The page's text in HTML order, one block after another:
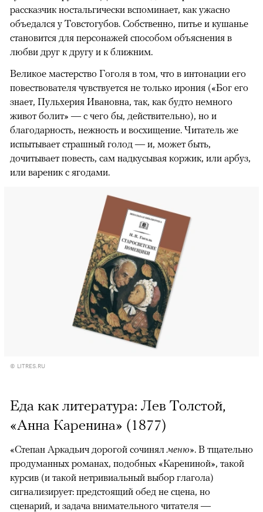
рассказчик ностальгически вспоминает, как ужасно
объедался у Товстогубов. Собственно, питье и кушанье
становится для персонажей способом объяснения в
любви друг к другу и к ближним.
Великое мастерство Гоголя в том, что в интонации его
повествователя чувствуется не только ирония («Бог его
знает, Пульхерия Ивановна, так, как будто немного
живот болит» — с чего бы, действительно), но и
благодарность, нежность и восхищение. Читатель же
испытывает страшный голод — и, может быть,
дочитывает повесть, сам надкусывая коржик, или арбуз,
или вареник с ягодами.
© LITRES.RU
Еда как литература: Лев Толстой,
«Анна Каренина» (1877)
«Степан Аркадьич дорогой сочинялменю». В тщательно
продуманных романах, подобных «Карениной», такой
курсив (и такой нетривиальный выбор глагола)
сигнализирует: предстоящий обед не сцена, но
сценарий, и задача внимательного читателя —